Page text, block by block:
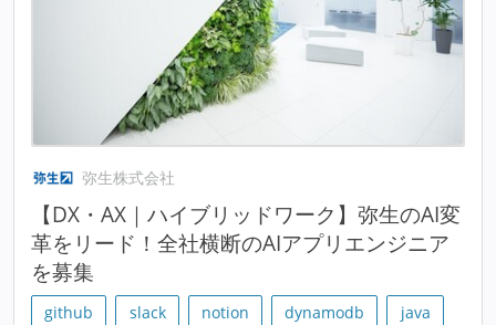
弥生株式会社
【DX・AX｜ハイブリッドワーク】弥生のAI変
革をリード！全社横断のAIアプリエンジニア
を募集
github slack notion dynamodb
java